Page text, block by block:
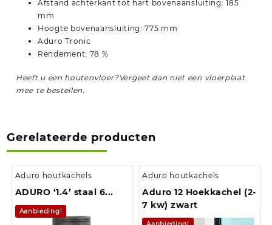
Afstand achterkant tot hart bovenaansluiting: 185
mm
Hoogte bovenaansluiting: 775 mm
Aduro Tronic
Rendement: 78 %
Heeft u een houtenvloer?Vergeet dan niet een vloerplaat
mee te bestellen.
Gerelateerde producten
Aduro houtkachels
ADURO ‘1.4’ staal 6...
Aanbieding!
Aduro houtkachels
Aduro 12 Hoekkachel (2-
7 kw) zwart